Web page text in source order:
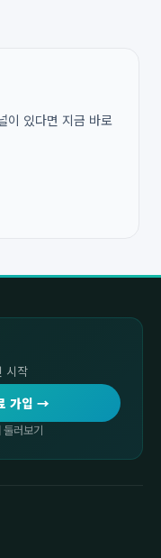
이 있다면 지금 바로
시작
가입 →
러보기